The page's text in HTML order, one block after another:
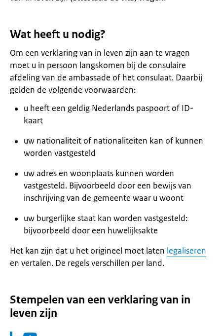
Wat heeft u nodig?
Om een verklaring van in leven zijn aan te vragen
moet u in persoon langskomen bij de consulaire
afdeling van de ambassade of het consulaat. Daarbij
gelden de volgende voorwaarden:
u heeft een geldig Nederlands paspoort of ID-
kaart
uw nationaliteit of nationaliteiten kan of kunnen
worden vastgesteld
uw adres en woonplaats kunnen worden
vastgesteld. Bijvoorbeeld door een bewijs van
inschrijving van de gemeente waar u woont
uw burgerlijke staat kan worden vastgesteld:
bijvoorbeeld door een huwelijksakte
Het kan zijn dat u het origineel moet laten legaliseren
en vertalen. De regels verschillen per land.
Stempelen van een verklaring van in
leven zijn